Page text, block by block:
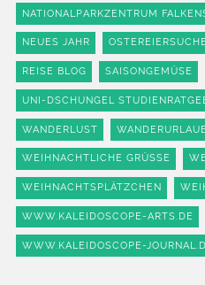
NATIONALPARKZENTRUM
NEUES JAHR
REISE BLOG SAISONGEMÜSE
UNI-DSCHUNGEL
WANDERLUST
WEIHNACHTLICHE GRÜSSE
WEIHNACHTSPLÄTZCHEN
WWW.KALEIDOSCOPE-ARTS.DE
WWW.KALEIDOSCOPE-